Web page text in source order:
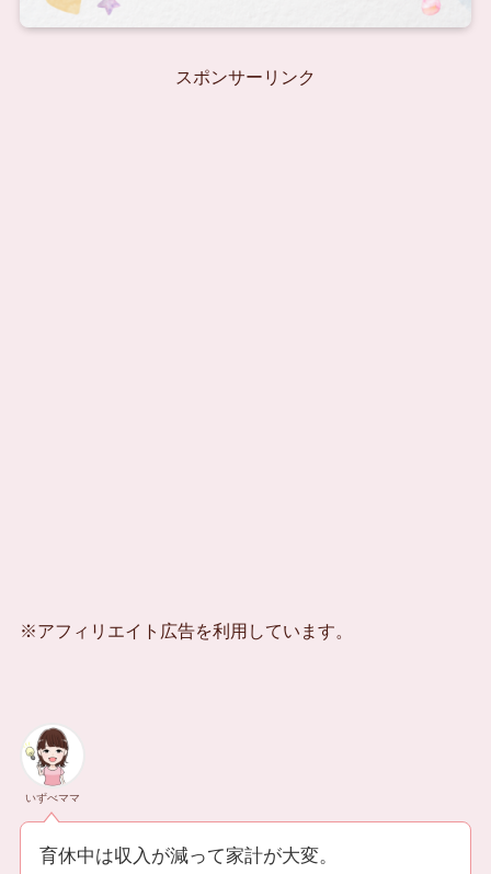
スポンサーリンク
※アフィリエイト広告を利用しています。
いずべママ
育休中は収入が減って家計が大変。